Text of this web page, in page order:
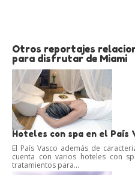
Otros reportajes
para disfrutar de Miami
Hoteles con spa en el País
El País Vasco además de
cuenta con varios hoteles con
tratamientos para...